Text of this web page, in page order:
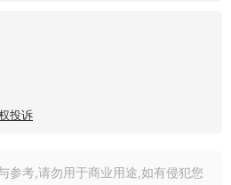
投诉
参考,请勿用于商业用途,如有侵犯您